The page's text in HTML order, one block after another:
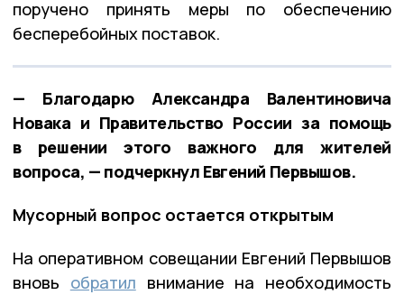
поручено принять меры по обеспечению
бесперебойных поставок.
— Благодарю Александра Валентиновича
Новака и Правительство России за помощь
в решении этого важного для жителей
вопроса, — подчеркнул Евгений Первышов.
Мусорный вопрос остается открытым
На оперативном совещании Евгений Первышов
вновь обратил внимание на необходимость